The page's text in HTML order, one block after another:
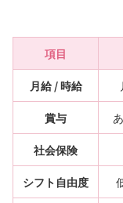
項目
月給 / 時給
賞与
社会保険
シフト自由度